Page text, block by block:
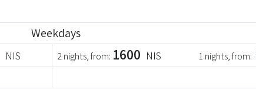
Weekdays
NIS 2 nights, from: 1600 NIS 1 nights, from: